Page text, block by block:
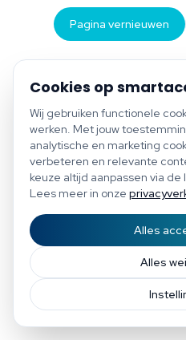
Bespaar tot €1.200 per jaar
Gratis scan of plan direct een
Cookies op
Wij gebruiken functionele
werken. Met jouw
analytische en marketing
verbeteren en relevante
keuze altijd aanpassen via
Lees meer in onze
Alles
Alles
Pagina vernieuwen